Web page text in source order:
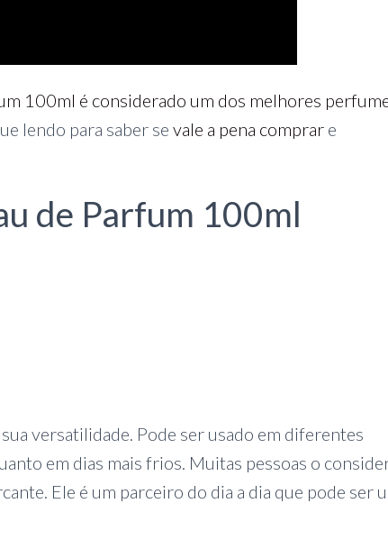
100ml é considerado um dos melhores
lendo para saber se vale a pena comprar e
de Parfum 100ml
versatilidade. Pode ser usado em diferentes
em dias mais frios. Muitas pessoas o
Ele é um parceiro do dia a dia que pode ser